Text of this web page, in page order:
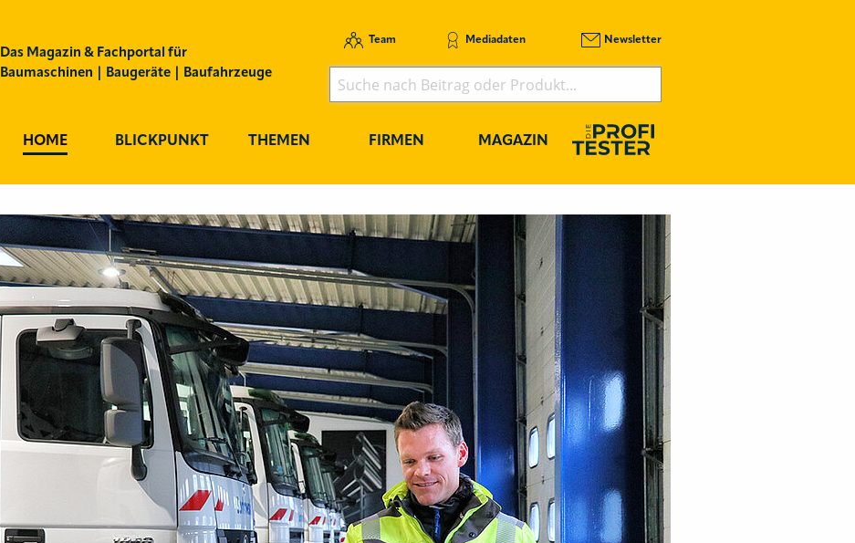
Das Magazin & Fachportal für
Baumaschinen | Baugeräte | Baufahrzeuge
Team Mediadaten Newsletter
HOME BLICKPUNKT THEMEN FIRMEN MAGAZIN